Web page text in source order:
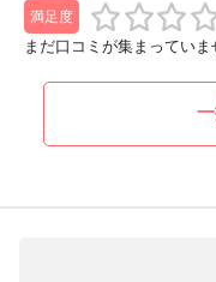
満足度
まだ口コミが集まっていま